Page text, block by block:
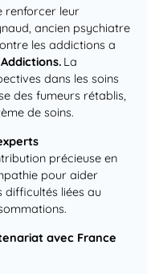
renforcer leur
ancien psychiatre
les addictions a
La
dans les soins
des fumeurs rétablis,
de soins.
précieuse en
pour aider
difficultés liées au
avec France